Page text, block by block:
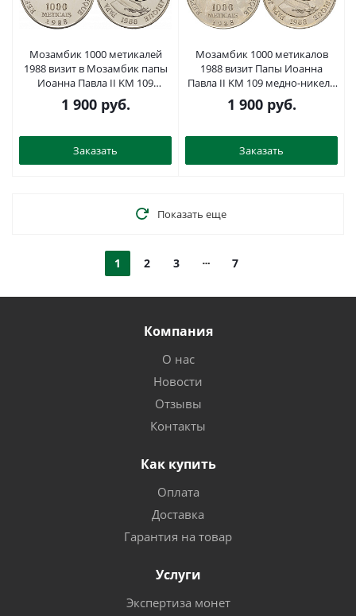
Мозамбик 1000 метикалей
1988 визит в Мозамбик папы
Иоанна Павла II KM 109
медно-никель UNC 1076-9-53
1 900руб.
Заказать
Мозамбик 1000 метикалов
1988 визит Папы Иоанна
Павла II KM 109 медно-никель
UNC 4125-425
1 900руб.
Заказать
Показать еще
1 2 3 7
Компания
О нас
Новости
Отзывы
Контакты
Как купить
Оплата
Доставка
Гарантия на товар
Услуги
Экспертиза монет